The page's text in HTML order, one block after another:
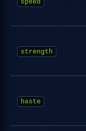
speed
strength
haste